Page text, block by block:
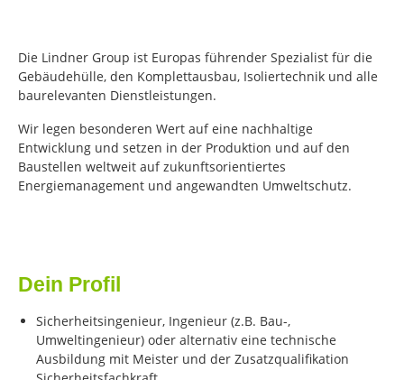
Die Lindner Group ist Europas führender Spezialist für die
Gebäudehülle, den Komplettausbau, Isoliertechnik und alle
baurelevanten Dienstleistungen.
Wir legen besonderen Wert auf eine nachhaltige
Entwicklung und setzen in der Produktion und auf den
Baustellen weltweit auf zukunftsorientiertes
Energiemanagement und angewandten Umweltschutz.
Dein Profil
Sicherheitsingenieur, Ingenieur (z.B. Bau-,
Umweltingenieur) oder alternativ eine technische
Ausbildung mit Meister und der Zusatzqualifikation